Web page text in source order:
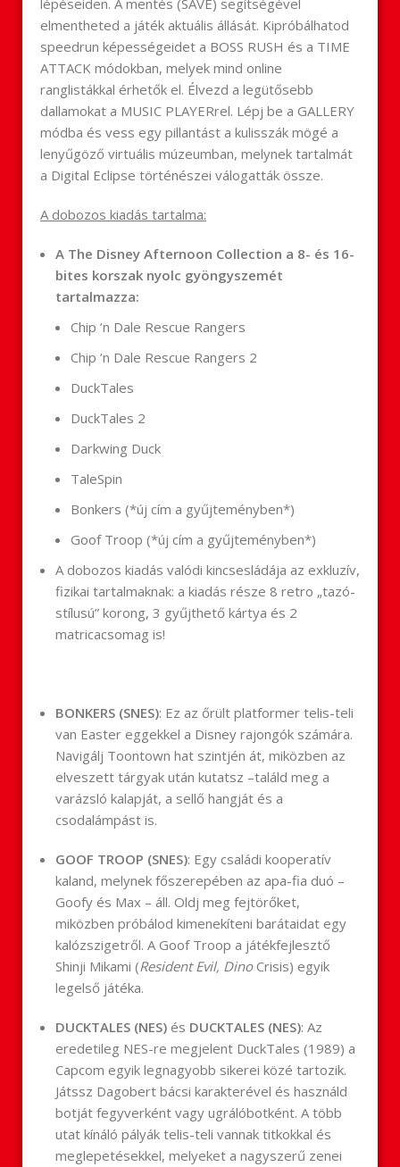
lépéseiden. A mentés (SAVE) segítségével
elmentheted a játék aktuális állását. Kipróbálhatod
speedrun képességeidet a BOSS RUSH és a TIME
ATTACK módokban, melyek mind online
ranglistákkal érhetők el. Élvezd a legütősebb
dallamokat a MUSIC PLAYERrel. Lépj be a GALLERY
módba és vess egy pillantást a kulisszák mögé a
lenyűgöző virtuális múzeumban, melynek tartalmát
a Digital Eclipse történészei válogatták össze.
A dobozos kiadás tartalma:
A The Disney Afternoon Collection a 8- és 16-
bites korszak nyolc gyöngyszemét
tartalmazza:
Chip ’n Dale Rescue Rangers
Chip ’n Dale Rescue Rangers 2
DuckTales
DuckTales 2
Darkwing Duck
TaleSpin
Bonkers (*új cím a gyűjteményben*)
Goof Troop (*új cím a gyűjteményben*)
A dobozos kiadás valódi kincsesládája az exkluzív,
fizikai tartalmaknak: a kiadás része 8 retro „tazó-
stílusú” korong, 3 gyűjthető kártya és 2
matricacsomag is!
BONKERS (SNES): Ez az őrült platformer telis-teli
van Easter eggekkel a Disney rajongók számára.
Navigálj Toontown hat szintjén át, miközben az
elveszett tárgyak után kutatsz –találd meg a
varázsló kalapját, a sellő hangját és a
csodalámpást is.
GOOF TROOP (SNES): Egy családi kooperatív
kaland, melynek főszerepében az apa-fia duó –
Goofy és Max – áll. Oldj meg fejtörőket,
miközben próbálod kimenekíteni barátaidat egy
kalózszigetről. A Goof Troop a játékfejlesztő
Shinji Mikami (Resident Evil, DinoCrisis) egyik
legelső játéka.
DUCKTALES (NES)és DUCKTALES (NES): Az
eredetileg NES-re megjelent DuckTales (1989) a
Capcom egyik legnagyobb sikerei közé tartozik.
Játssz Dagobert bácsi karakterével és használd
botját fegyverként vagy ugrálóbotként. A több
utat kínáló pályák telis-teli vannak titkokkal és
meglepetésekkel, melyeket a nagyszerű zenei